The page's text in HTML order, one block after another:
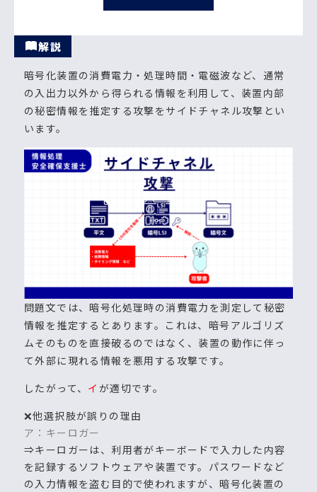
解説
暗号化装置の消費電力・処理時間・電磁波など、通常
の入出力以外から得られる情報を利用して、装置内部
の秘密情報を推定する攻撃をサイドチャネル攻撃とい
います。
問題文では、暗号化処理時の消費電力を測定して秘密
情報を推定するとあります。これは、暗号アルゴリズ
ムそのものを直接破るのではなく、装置の動作に伴っ
て外部に現れる情報を悪用する攻撃です。
したがって、 イ が適切です。
❌他選択肢が誤りの理由
ア：キーロガー
⇒キーロガーは、利用者がキーボードで入力した内容
を記録するソフトウェアや装置です。パスワードなど
の入力情報を盗む目的で使われますが、暗号化装置の